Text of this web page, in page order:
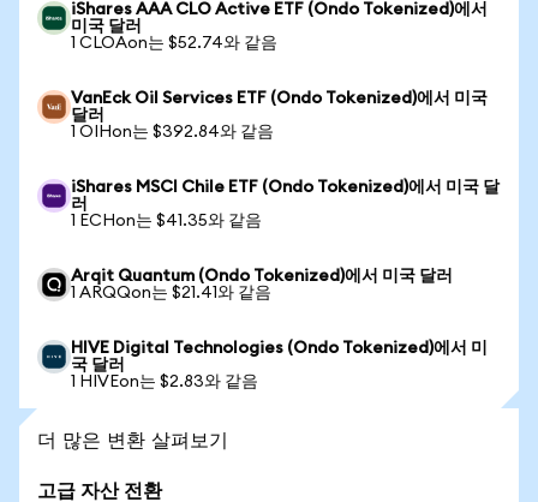
iShares AAA CLO Active ETF (Ondo Tokenized)에서
미국 달러
1 CLOAon는 $52.74와 같음
VanEck Oil Services ETF (Ondo Tokenized)에서 미국
달러
1 OIHon는 $392.84와 같음
iShares MSCI Chile ETF (Ondo Tokenized)에서 미국 달
러
1 ECHon는 $41.35와 같음
Arqit Quantum (Ondo Tokenized)에서 미국 달러
1 ARQQon는 $21.41와 같음
HIVE Digital Technologies (Ondo Tokenized)에서 미
국 달러
1 HIVEon는 $2.83와 같음
더 많은 변환 살펴보기
고급 자산 전환